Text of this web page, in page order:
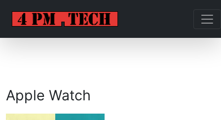
Apple Watch